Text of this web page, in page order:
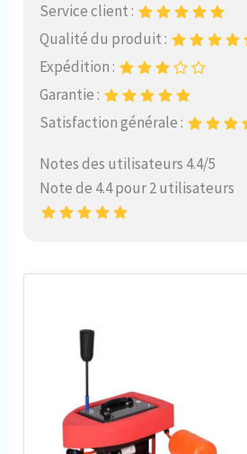
Service client :
Qualité du produit :
Expédition :
Garantie :
Satisfaction générale :
Notes des utilisateurs 4.4/5
Note de 4.4 pour 2 utilisateurs